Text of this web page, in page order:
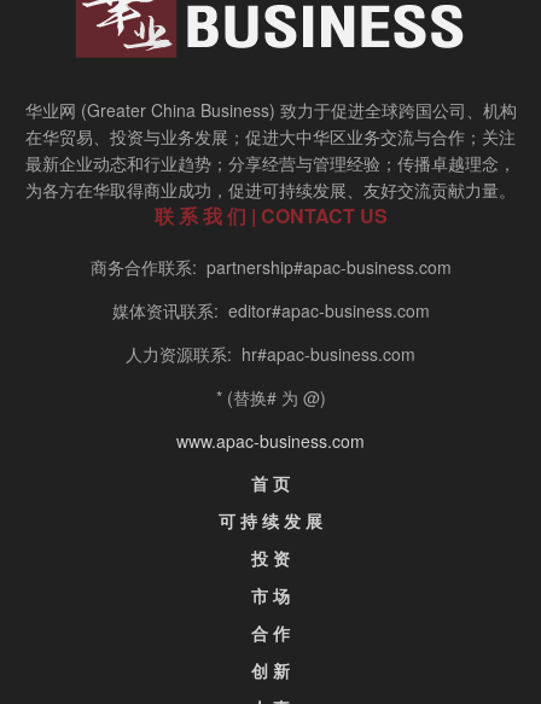
华业网 (Greater China Business) 致力于促进全球跨国公司、机构
在华贸易、投资与业务发展；促进大中华区业务交流与合作；关注
最新企业动态和行业趋势；分享经营与管理经验；传播卓越理念，
为各方在华取得商业成功，促进可持续发展、友好交流贡献力量。
联 系 我 们 | CONTACT US
商务合作联系: partnership#apac-business.com
媒体资讯联系: editor#apac-business.com
人力资源联系: hr#apac-business.com
* (替换# 为 @)
www.apac-business.com
首 页
可 持 续 发 展
投 资
市 场
合 作
创 新